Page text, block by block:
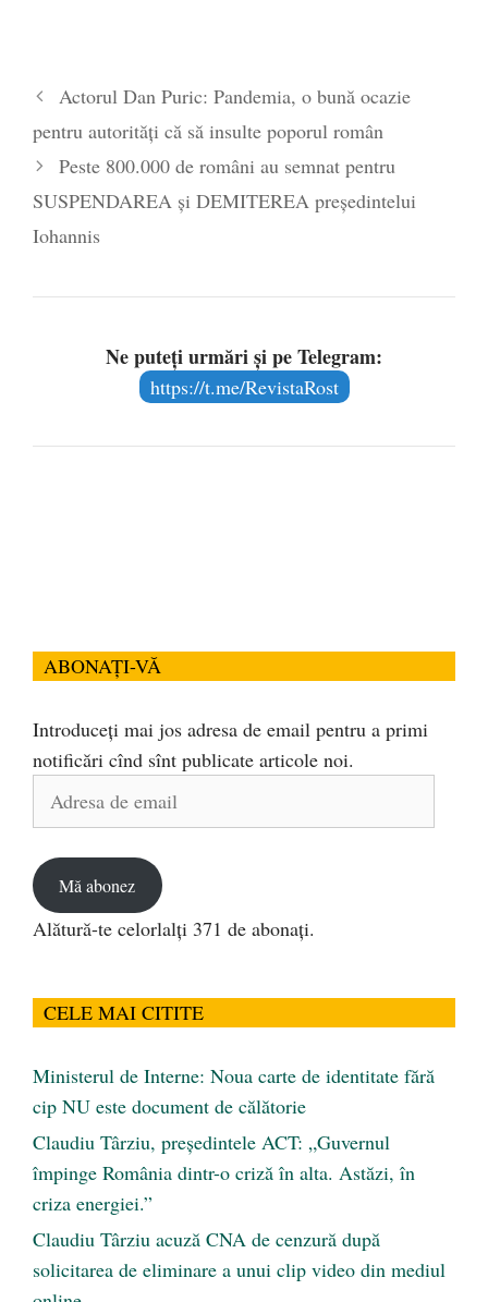
Actorul Dan Puric: Pandemia, o bună ocazie
pentru autorități că să insulte poporul român
Peste 800.000 de români au semnat pentru
SUSPENDAREA și DEMITEREA președintelui
Iohannis
Ne puteți urmări și pe Telegram:
https://t.me/RevistaRost
ABONAȚI-VĂ
Introduceți mai jos adresa de email pentru a primi
notificări cînd sînt publicate articole noi.
Adresa
Mă abonez
Alătură-te celorlalți 371 de abonați.
CELE MAI CITITE
Ministerul de Interne: Noua carte de identitate fără
cip NU este document de călătorie
Claudiu Târziu, președintele ACT: „Guvernul
împinge România dintr-o criză în alta. Astăzi, în
criza energiei.”
Claudiu Târziu acuză CNA de cenzură după
solicitarea de eliminare a unui clip video din mediul